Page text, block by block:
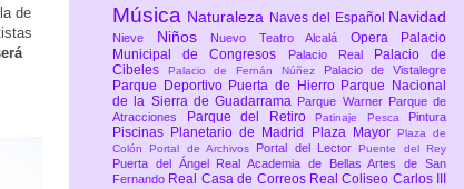
de
Música Naturaleza Naves del Español Navidad
Nieve Niños Nuevo Teatro Alcalá Opera
Palacio
Municipal de Congresos
Palacio Real
Palacio de
Cibeles
Palacio de Fernán Núñez Palacio de Vistalegre
Parque Deportivo Puerta de Hierro Parque Nacional
de la Sierra de Guadarrama Parque Warner Parque de
Atracciones
Parque del Retiro Patinaje Pesca Pintura
Piscinas Planetario de Madrid Plaza Mayor
Plaza de
Colón Portal de Archivos Portal del LectorPuente del Rey
Puerta del Ángel
Real Academia de Bellas Artes de San
Fernando Real Casa de Correos Real Coliseo Carlos III